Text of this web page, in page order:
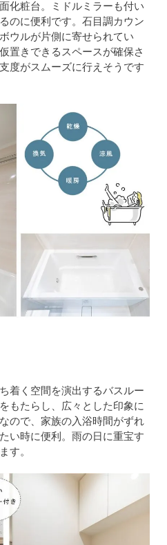
化粧台。ミドルミラーも付い
のに便利です。石目調カウン
ウルが片側に寄せられてい
置きできるスペースが確保さ
度がスムーズに行えそうです
着く空間を演出するバスルー
もたらし、広々とした印象に
ので、家族の入浴時間がずれ
い時に便利。雨の日に重宝す
す。